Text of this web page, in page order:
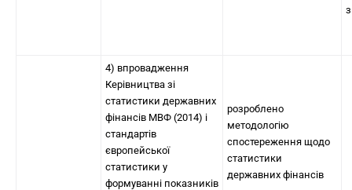
4) впровадження
Керівництва зі
статистики державних
фінансів МВФ (2014) і
стандартів
європейської
статистики у
формуванні показників
розроблено
методологію
спостереження щодо
статистики
державних фінансів